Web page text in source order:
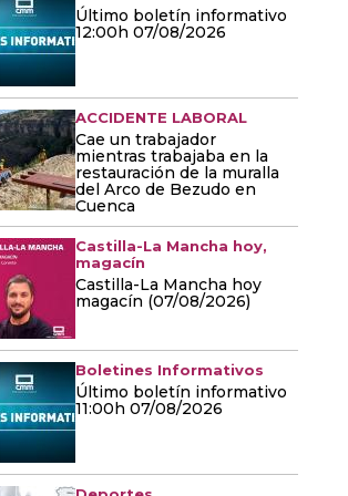
Último boletín informativo
12:00h 07/08/2026
ACCIDENTE LABORAL
Cae un trabajador
mientras trabajaba en la
restauración de la muralla
del Arco de Bezudo en
Cuenca
Castilla-La Mancha hoy,
magacín
Castilla-La Mancha hoy
magacín (07/08/2026)
Boletines Informativos
Último boletín informativo
11:00h 07/08/2026